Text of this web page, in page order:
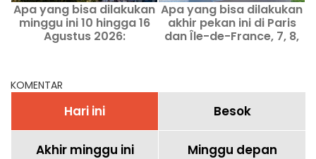
Apa yang bisa dilakukan
minggu ini 10 hingga 16
Agustus 2026:
Apa yang bisa dilakukan
akhir pekan ini di Paris
dan Île-de-France, 7, 8,
KOMENTAR
Hari ini Besok
Akhir minggu ini Minggu depan